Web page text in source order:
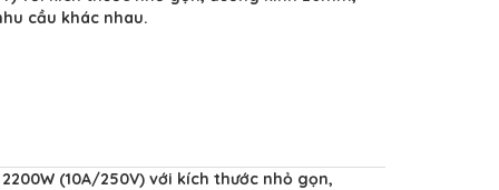
cầu khác nhau.
(10A/250V) với kích thước nhỏ gọn,